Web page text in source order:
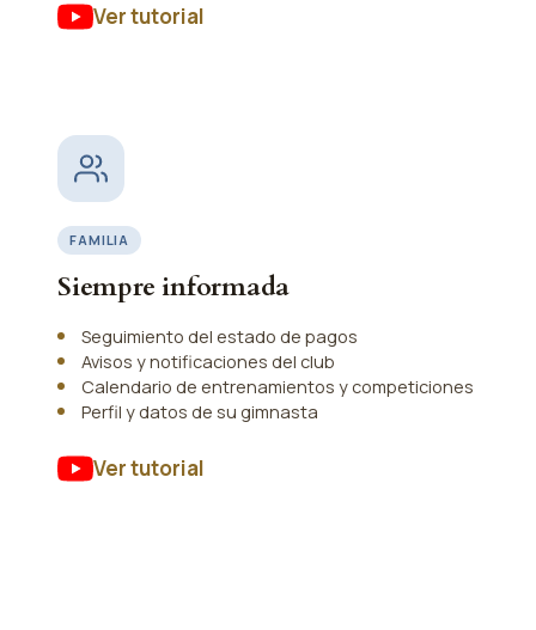
Ver tutorial
FAMILIA
Siempre informada
Seguimiento del estado de pagos
Avisos y notificaciones del club
Calendario de entrenamientos y competiciones
Perfil y datos de su gimnasta
Ver tutorial